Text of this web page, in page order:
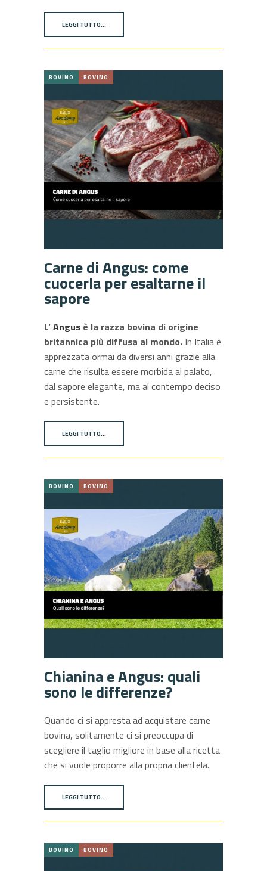
LEGGI TUTTO…
BOVINO BOVINO
Carne di Angus: come
cuocerla per esaltarne il
sapore
L’Angus è la razza bovina di origine
britannica più diffusa al mondo. In Italia è
apprezzata ormai da diversi anni grazie alla
carne che risulta essere morbida al palato,
dal sapore elegante, ma al contempo deciso
e persistente.
LEGGI TUTTO…
BOVINO BOVINO
Chianina e Angus: quali
sono le differenze?
Quando ci si appresta ad acquistare carne
bovina, solitamente ci si preoccupa di
scegliere il taglio migliore in base alla ricetta
che si vuole proporre alla propria clientela.
LEGGI TUTTO…
BOVINO BOVINO